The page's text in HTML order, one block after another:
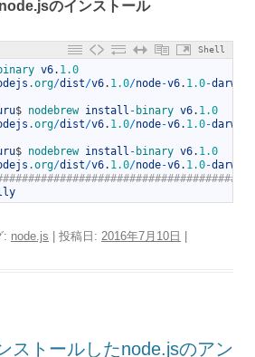
のインストール
Shell
v6. 1.0
.org/dist/v6. 1.0/node-v6. 1.0-darwin
$ nodebrew install - binary v6. 1.0
.org/dist/v6. 1.0/node-v6. 1.0-darwin
$ nodebrew install - binary v6. 1.0
.org/dist/v6. 1.0/node-v6. 1.0-darwin
: node.js | 投稿日: 2016年7月10日
ストールしたnode.jsのアン